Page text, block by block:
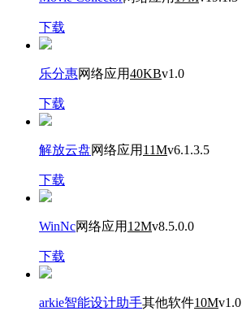
下载
乐分惠网络应用40KBv1.0
下载
解放云盘网络应用 11Mv6.1.3.5
下载
WinNc网络应用 12Mv8.5.0.0
下载
arkie智能设计助手其他软件10Mv1.0